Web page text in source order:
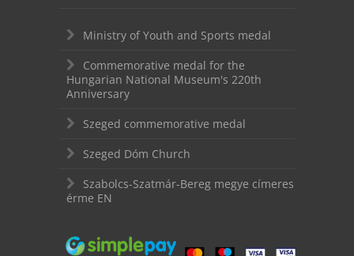
Ministry of Youth and Sports medal
Commemorative medal for the
Hungarian National Museum's 220th
Anniversary
Szeged commemorative medal
Szeged Dóm Church
Szabolcs-Szatmár-Bereg megye címeres
érme EN